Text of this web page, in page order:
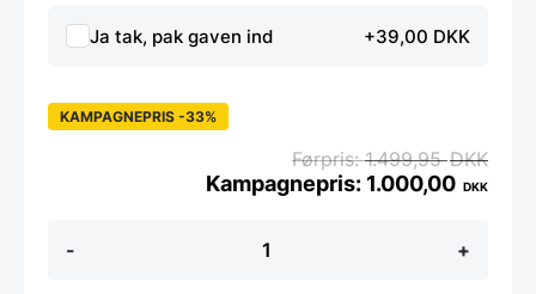
Ja tak, pak gaven ind +39,00 DKK
-
Knivmagnet
+
KAMPAGNEPRIS -33%
1.499,95DKK
1.000,00 DKK